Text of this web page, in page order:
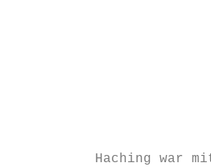
Haching war